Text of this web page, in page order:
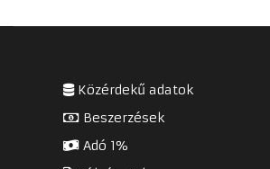
Közérdekű adatok
Beszerzések
Adó 1%